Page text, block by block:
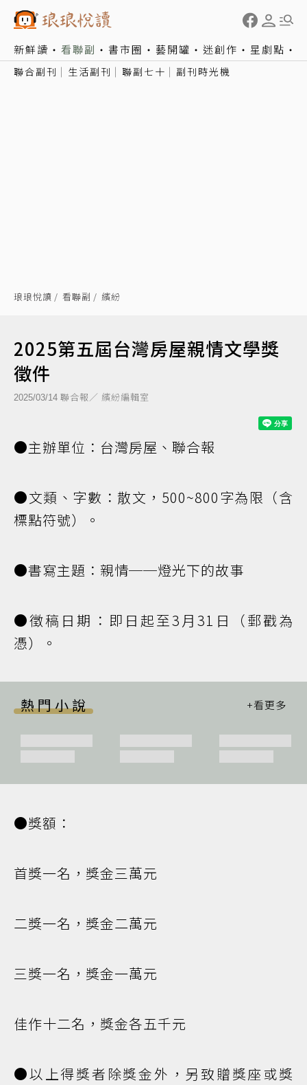
新鮮讀 看聯副 書市圈 藝開罐 迷創作 星劇點
聯合副刊 生活副刊 聯副七十 副刊時光機
琅琅悅讀 看聯副 繽紛
2025第五屆台灣房屋親情文學獎
徵件
2025/03/14 聯合報／ 繽紛編輯室
●主辦單位：台灣房屋、聯合報
●文類、字數：散文，500~800字為限（含
標點符號）。
●書寫主題：親情──燈光下的故事
●徵稿日期：即日起至3月31日（郵戳為
憑）。
熱門小說
●獎額：
首獎一名，獎金三萬元
二獎一名，獎金二萬元
三獎一名，獎金一萬元
佳作十二名，獎金各五千元
●以上得獎者除獎金外，另致贈獎座或獎